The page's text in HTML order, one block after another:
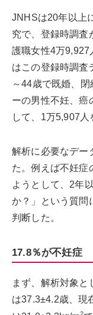
JNHSは20年以上
究で、登録時調査
護職女性4万9,927
はこの登録時調査
～44歳で既婚、
ーの男性不妊、癌
して、1万5,907人
解析に必要なデー
た。例えば不妊症
ようとして、2年
か？」という質問
判断した。
17.8％が不妊症
まず、解析対象と
は37.3±4.2歳、現
2